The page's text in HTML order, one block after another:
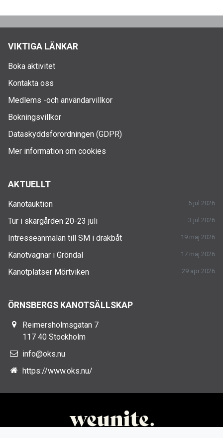
VIKTIGA LÄNKAR
Boka aktivitet
Kontakta oss
Medlems -och användarvillkor
Bokningsvillkor
Dataskyddsförordningen (GDPR)
Mer information om cookies
AKTUELLT
Kanotauktion 5 jul 2026
Tur i skärgården 20-23 juli 3 jul 2026
Intresseanmälan till SM i drakbåt 19 maj 2026
Kanotvagnar i Gröndal 17 maj 2026
Kanotplatser Mörtviken 29 apr 2026
ÖRNSBERGS KANOTSÄLLSKAP
Reimersholmsgatan 7
117 40 Stockholm
info@oks.nu
https://www.oks.nu/